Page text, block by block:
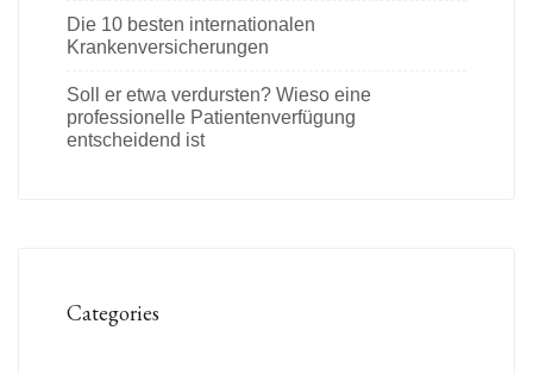
Die 10 besten internationalen
Krankenversicherungen
Soll er etwa verdursten? Wieso eine
professionelle Patientenverfügung
entscheidend ist
Categories